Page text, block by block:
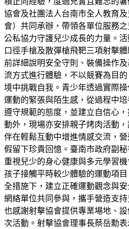
協會及社團法人台南市全人教育
會）共同承辦，帶領各單位服務
公私協力守護兒少成長的力量。
口徑手槍及散彈槍飛靶三項射擊
前詳細說明安全守則、裝備操作
流方式進行體驗，不以競賽為目
境中挑戰自我。青少年透過實際
運動的緊張與陌生感，從過程中
遵守規範的態度，並建立自信心
動外，現場亦安排親子烤肉活動
伴在輕鬆互動中增進情感交流，
假留下珍貴回憶。臺南市政府副
重視兒少的身心健康與多元學習
孩子接觸平時較少體驗的運動項
全措施下，建立正確運動觀念與
網絡單位共同參與，攜手營造支
也感謝射擊協會提供專業場地、
次活動。射擊協會理事長蔡岳勳